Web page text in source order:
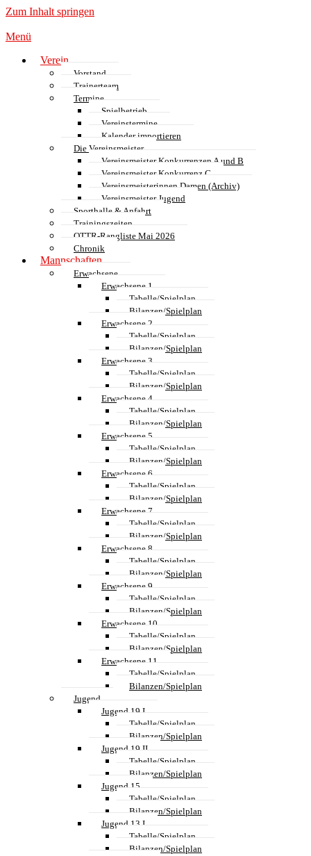
Zum Inhalt springen
Menü
Verein
Vorstand
Trainerteam
Termine
Spielbetrieb
Vereinstermine
Kalender importieren
Die Vereinsmeister
Vereinsmeister Konkurrenzen A und B
Vereinsmeister Konkurrenz C
Vereinsmeisterinnen Damen (Archiv)
Vereinsmeister Jugend
Sporthalle & Anfahrt
Trainingszeiten
QTTR-Rangliste Mai 2026
Chronik
Mannschaften
Erwachsene
Erwachsene 1
Tabelle/Spielplan
Bilanzen/Spielplan
Erwachsene 2
Tabelle/Spielplan
Bilanzen/Spielplan
Erwachsene 3
Tabelle/Spielplan
Bilanzen/Spielplan
Erwachsene 4
Tabelle/Spielplan
Bilanzen/Spielplan
Erwachsene 5
Tabelle/Spielplan
Bilanzen/Spielplan
Erwachsene 6
Tabelle/Spielplan
Bilanzen/Spielplan
Erwachsene 7
Tabelle/Spielplan
Bilanzen/Spielplan
Erwachsene 8
Tabelle/Spielplan
Bilanzen/Spielplan
Erwachsene 9
Tabelle/Spielplan
Bilanzen/Spielplan
Erwachsene 10
Tabelle/Spielplan
Bilanzen/Spielplan
Erwachsene 11
Tabelle/Spielplan
Bilanzen/Spielplan
Jugend
Jugend 19 I
Tabelle/Spielplan
Bilanzen/Spielplan
Jugend 19 II
Tabelle/Spielplan
Bilanzen/Spielplan
Jugend 15
Tabelle/Spielplan
Bilanzen/Spielplan
Jugend 13 I
Tabelle/Spielplan
Bilanzen/Spielplan